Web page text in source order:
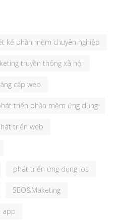
kế phần mềm chuyên nghiệp
truyền thông xã hội
cấp web
triển phần mềm ứng dụng
triển web
phát triển ứng dụng ios
SEO&Maketing
app